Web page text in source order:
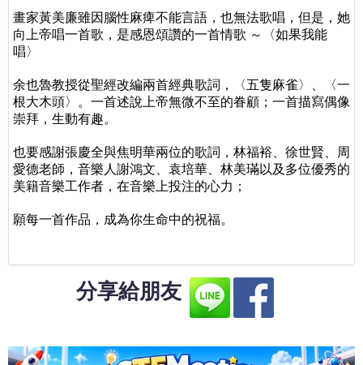
畫家黃美廉雖因腦性麻痺不能言語，也無法歌唱，但是，她
向上帝唱一首歌，是感恩頌讚的一首情歌 ～〈如果我能
唱〉
余也魯教授從聖經改編兩首經典歌詞，〈五隻麻雀〉、〈一
根大木頭〉。一首述說上帝無微不至的眷顧；一首描寫偶像
崇拜，生動有趣。
也要感謝張慶全與焦明華兩位的歌詞，林福裕、徐世賢、周
愛德老師，音樂人謝鴻文、袁培華、林美璊以及多位優秀的
美籍音樂工作者，在音樂上投注的心力；
願每一首作品，成為你生命中的祝福。
分享給朋友